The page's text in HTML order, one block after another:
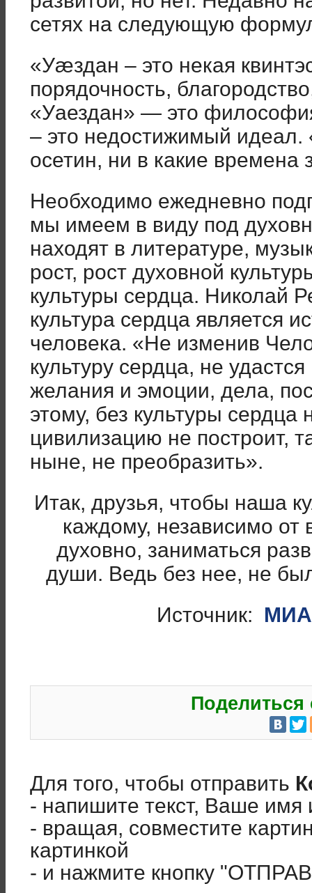
сетях на следующую
«Уæздан – это некая
порядочность,
«Уаездан» — это
– это недостижимый идеал.
осетин, ни в какие времена
Необходимо ежедневно
мы имеем в виду под
находят в литературе,
рост, рост духовной
культуры сердца. Николай
культура сердца является
человека. «Не изменив
культуру сердца, не
желания и эмоции, дела,
этому, без культуры
цивилизацию не построит,
ныне, не преобразить».
Итак, друзья, чтобы наша
каждому, независимо от
духовно, заниматься
души. Ведь без нее, не
Источник: МИА
Поделиться
Для того, чтобы отправить
- напишите текст, Ваше имя
- вращая, совместите
картинкой
- и нажмите кнопку